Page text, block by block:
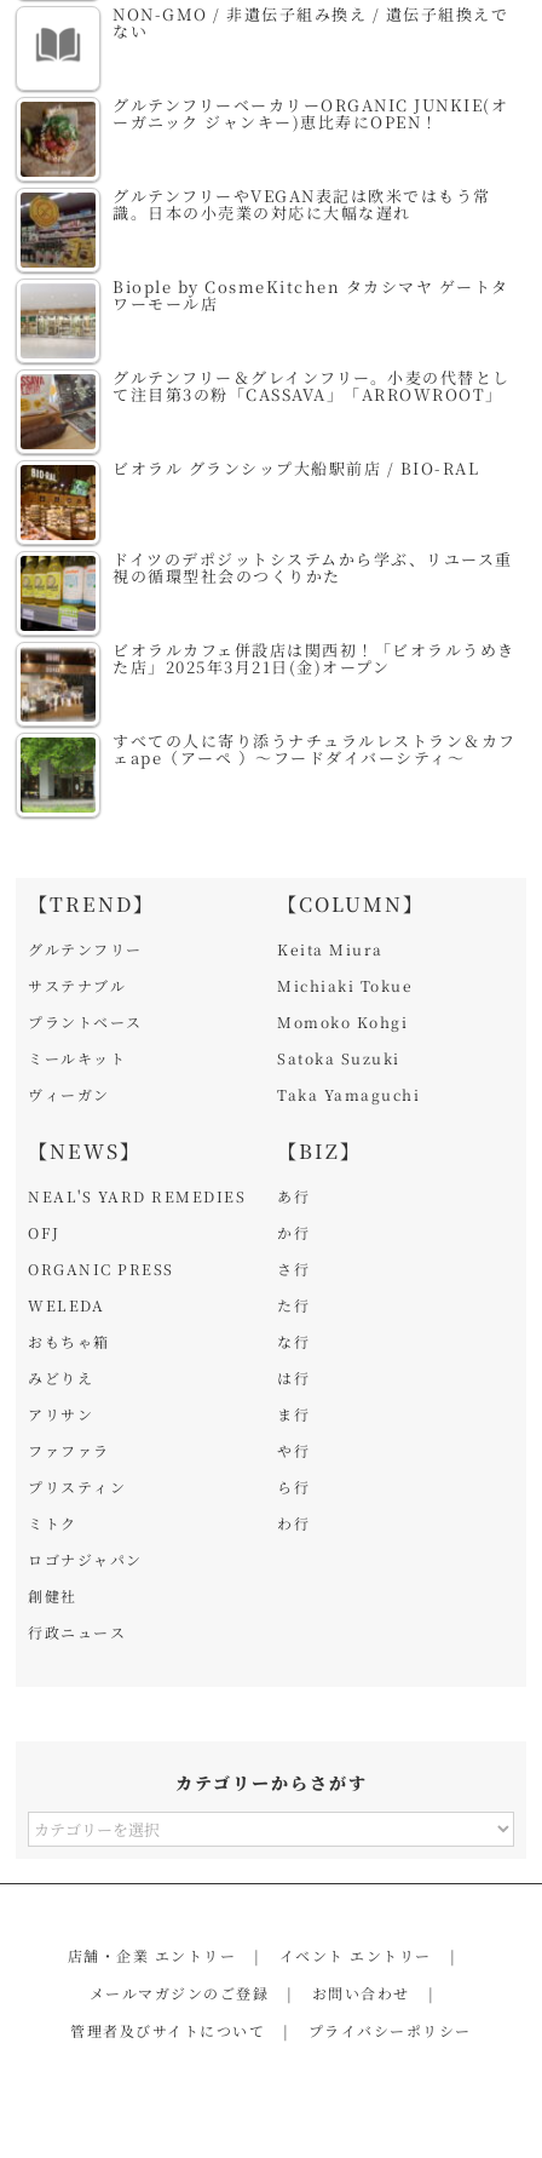
NON-GMO / 非遺伝子組み換え / 遺伝子組換えで
ない
グルテンフリーベーカリーORGANIC JUNKIE(オ
ーガニック ジャンキー)恵比寿にOPEN！
グルテンフリーやVEGAN表記は欧米ではもう常
識。日本の小売業の対応に大幅な遅れ
Biople by CosmeKitchen タカシマヤ ゲートタ
ワーモール店
グルテンフリー＆グレインフリー。小麦の代替とし
て注目第3の粉「CASSAVA」「ARROWROOT」
ビオラル グランシップ大船駅前店 / BIO-RAL
ドイツのデポジットシステムから学ぶ、リユース重
視の循環型社会のつくりかた
ビオラルカフェ併設店は関西初！「ビオラルうめき
た店」2025年3月21日(金)オープン
すべての人に寄り添うナチュラルレストラン＆カフ
ェape（アーペ ）～フードダイバーシティ～
【TREND】
グルテンフリー
サステナブル
プラントベース
ミールキット
ヴィーガン
【NEWS】
NEAL'S YARD REMEDIES
OFJ
ORGANIC PRESS
WELEDA
おもちゃ箱
みどりえ
アリサン
ファファラ
プリスティン
ミトク
ロゴナジャパン
創健社
行政ニュース
【COLUMN】
Keita Miura
Michiaki Tokue
Momoko Kohgi
Satoka Suzuki
Taka Yamaguchi
【BIZ】
あ行
か行
さ行
た行
な行
は行
ま行
や行
ら行
わ行
カテゴリーからさがす
カ
店舗・企業 エントリー
イベント エントリー
メールマガジンのご登録
お問い合わせ
管理者及びサイトについて
プライバシーポリシー